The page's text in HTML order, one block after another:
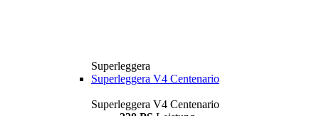
Superleggera
Superleggera V4 Centenario
Superleggera V4 Centenario